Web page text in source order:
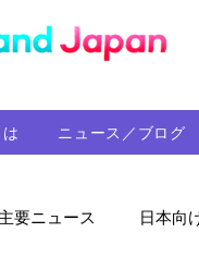
ニュース／ブログ
主要ニュース 日本向